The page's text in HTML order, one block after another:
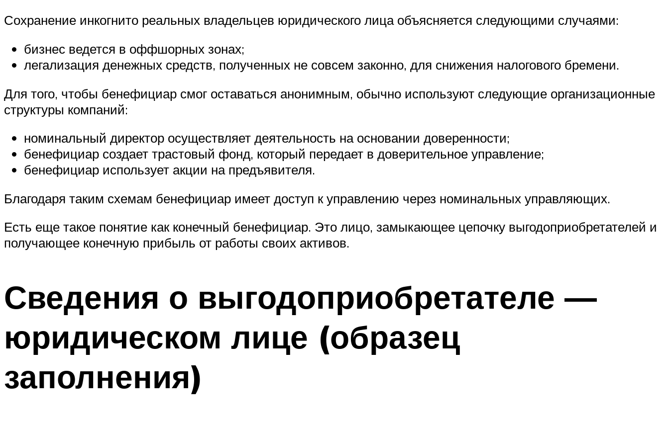
Сохранение инкогнито реальных владельцев юридического лица объясняется следующими случаями:
бизнес ведется в оффшорных зонах;
легализация денежных средств, полученных не совсем законно, для снижения налогового бремени.
Для того, чтобы бенефициар смог оставаться анонимным, обычно используют следующие организационные
структуры компаний:
номинальный директор осуществляет деятельность на основании доверенности;
бенефициар создает трастовый фонд, который передает в доверительное управление;
бенефициар использует акции на предъявителя.
Благодаря таким схемам бенефициар имеет доступ к управлению через номинальных управляющих.
Есть еще такое понятие как конечный бенефициар. Это лицо, замыкающее цепочку выгодоприобретателей и
получающее конечную прибыль от работы своих активов.
Сведения о выгодоприобретателе —
юридическом лице (образец
заполнения)